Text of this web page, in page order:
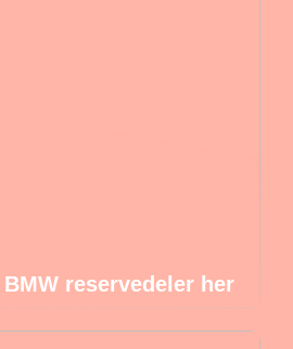
reservedeler her